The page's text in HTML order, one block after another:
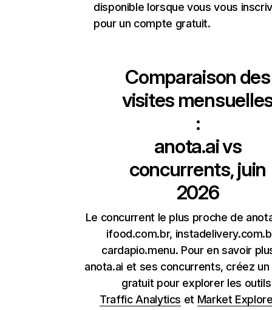
disponible lorsque vous vous
pour un compte gratuit.
Comparaison des
visites
:
anota.aivs
concurrents, juin
2026
Le concurrent le plus proche de
ifood.com.br,
cardapio.menu. Pour en savoir
anota.ai et ses concurrents, créez
gratuit pour explorer les
Traffic Analytics et Market